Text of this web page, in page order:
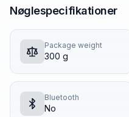
Nøglespecifikationer
Package weight
300 g
Bluetooth
No